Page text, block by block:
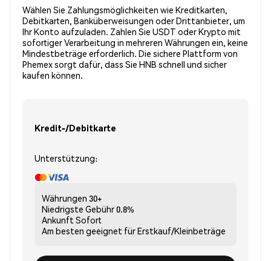
Wählen Sie Zahlungsmöglichkeiten wie Kreditkarten,
Debitkarten, Banküberweisungen oder Drittanbieter, um
Ihr Konto aufzuladen. Zahlen Sie USDT oder Krypto mit
sofortiger Verarbeitung in mehreren Währungen ein, keine
Mindestbeträge erforderlich. Die sichere Plattform von
Phemex sorgt dafür, dass Sie HNB schnell und sicher
kaufen können.
Kredit-/Debitkarte
Unterstützung:
Währungen 30+
Niedrigste Gebühr0.8%
Ankunft Sofort
Am besten geeignet fürErstkauf/Kleinbeträge